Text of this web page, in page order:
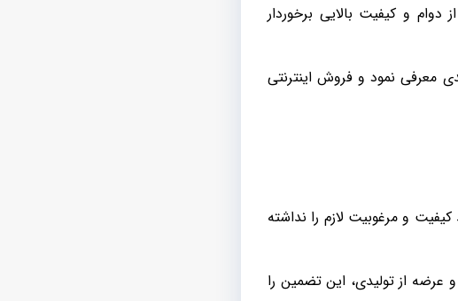
دوام و کیفیت بالایی برخوردار
معرفی نمود و فروش اینترنتی
و مرغوبیت لازم را نداشته
از تولیدی، این تضمین را